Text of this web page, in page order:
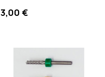
Preis
3,00 €